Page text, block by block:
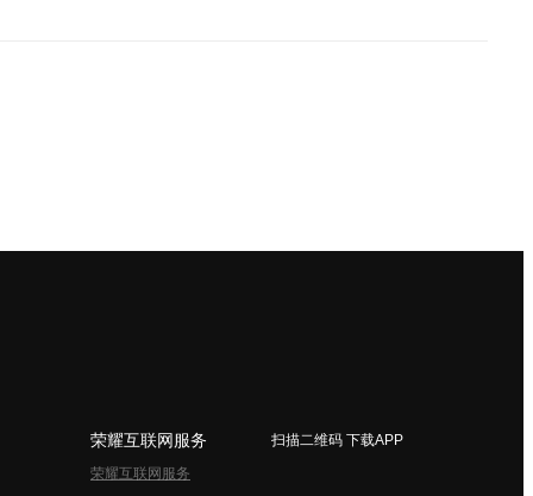
荣耀互联网服务
荣耀互联网服务
扫描二维码 下载APP